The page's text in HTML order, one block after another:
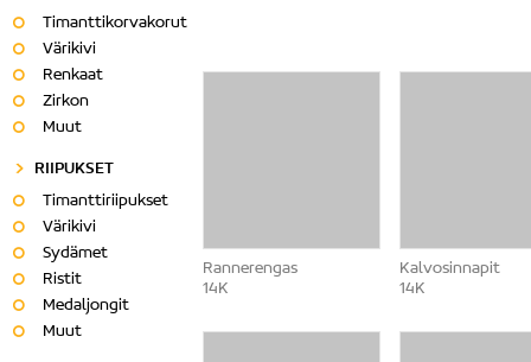
Rannerengas
14K
Kalvosinnapit
14K
Timanttikorvakorut
Värikivi
Renkaat
Zirkon
Muut
RIIPUKSET
Timanttiriipukset
Värikivi
Sydämet
Ristit
Medaljongit
Muut